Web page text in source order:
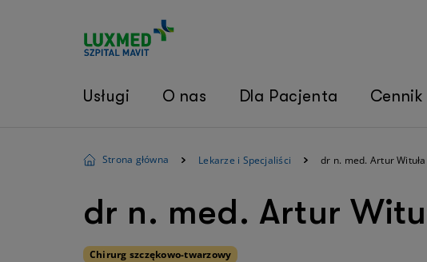
Usługi O nas Dla Pacjenta Cennik
Strona główna Lekarze i Specjaliści dr n. med. Artur Wituła
dr n. med. Artur
Chirurg szczękowo-twarzowy